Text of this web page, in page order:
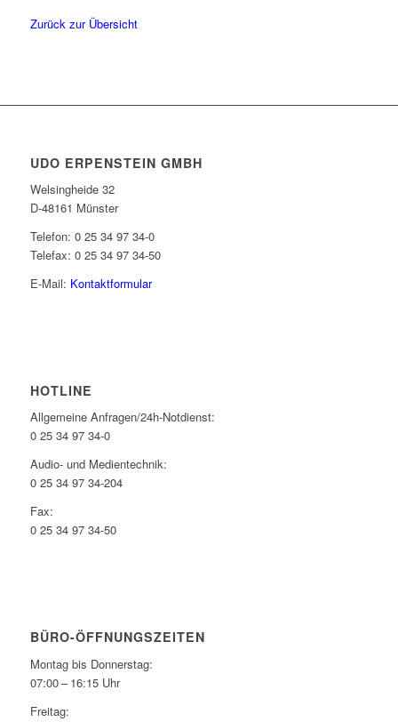
Zurück zur Übersicht
UDO ERPENSTEIN GMBH
Welsingheide 32
D-48161 Münster
Telefon: 0 25 34 97 34-0
Telefax: 0 25 34 97 34-50
E-Mail: Kontaktformular
HOTLINE
Allgemeine Anfragen/24h-Notdienst:
0 25 34 97 34-0
Audio- und Medientechnik:
0 25 34 97 34-204
Fax:
0 25 34 97 34-50
BÜRO-ÖFFNUNGSZEITEN
Montag bis Donnerstag:
07:00 – 16:15 Uhr
Freitag: